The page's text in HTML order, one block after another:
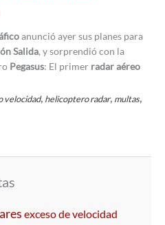
anunció ayer sus planes para
Salida, y sorprendió con la
Pegasus: El primer radar aéreo
velocidad, helicoptero radar, multas,
exceso de velocidad